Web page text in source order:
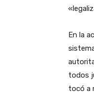
En la
todos
tocó a